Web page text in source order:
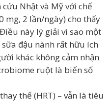
Nhật và Mỹ với chế
mg, 2 lần/ngày) cho thấy
này lý giải vì sao một
đậu nành rất hữu ích
khác không cảm nhận
ruột là biến số
thế (HRT) – vẫn là tiêu